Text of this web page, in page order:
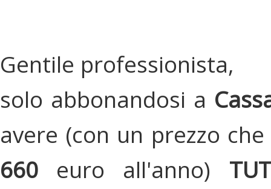
Gentile professionista,
solo abbonandosi a
avere (con un prezzo
660 euro all'anno)